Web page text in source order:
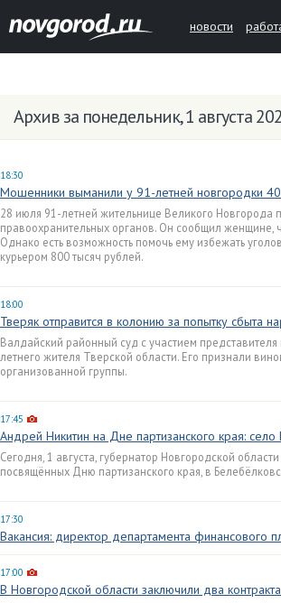
новости
Архив за понедельник, 1 августа
18:30
Мошенники выманили у 91-летней новгородки
28 июля 91-летней жительнице Великого Новгорода
правоохранительных органов. Он сообщил
Однако есть возможность помочь ему избежать
курьером 800 тысяч рублей.
18:00
Тверяк отправится в колонию за попытку сбыта
Валдайский районный суд с участием
летнего жителя Тверской области. Его признали
организованной группы.
17:45
Андрей Никитин на Дне партизанского края:
Сегодня, 1 августа, губернатор Новгородской
посвящённых Дню партизанского края, в
17:30
Вакансия: директор департамента финансового
17:00
В Новгородской области заключили два